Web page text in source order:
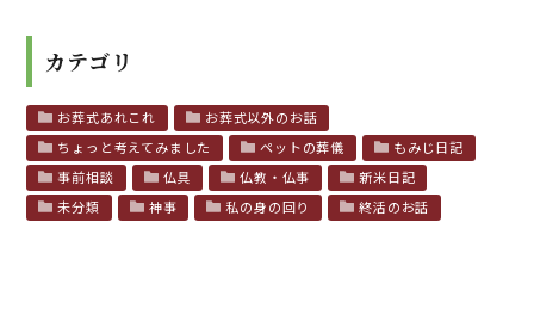
カテゴリ
お葬式あれこれ
お葬式以外のお話
ちょっと考えてみました
ペットの葬儀
もみじ日記
事前相談
仏具 仏教・仏事
新米日記
未分類
神事 私の身の回り 終活のお話